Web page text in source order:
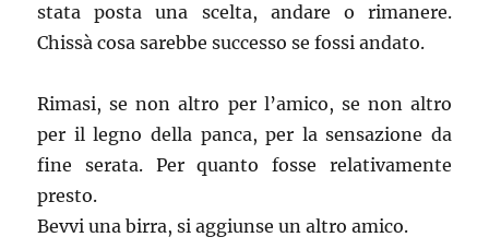
stata posta una scelta, andare o rimanere.
Chissà cosa sarebbe successo se fossi andato.
Rimasi, se non altro per l’amico, se non altro
per il legno della panca, per la sensazione da
fine serata. Per quanto fosse relativamente
presto.
Bevvi una birra, si aggiunse un altro amico.